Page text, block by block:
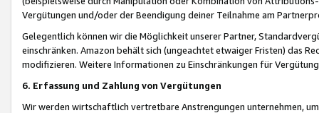
Vergütungen und/oder der Beendigung deiner Teilnahme am
Gelegentlich können wir die Möglichkeit unserer Partner,
einschränken. Amazon behält sich (ungeachtet etwaiger Fristen) das
modifizieren. Weitere Informationen zu Einschränkungen für
6. Erfassung und Zahlung von Vergütungen
Wir werden wirtschaftlich vertretbare Anstrengungen unternehmen,